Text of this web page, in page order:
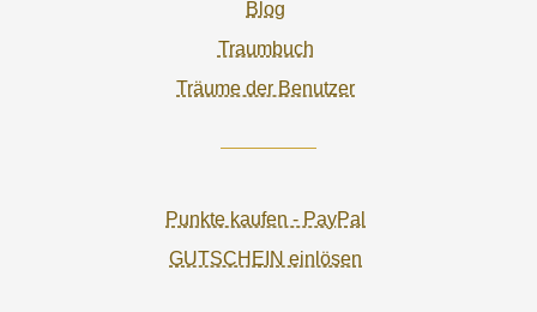
Blog
Traumbuch
Träume der Benutzer
Punkte kaufen - PayPal
GUTSCHEIN einlösen